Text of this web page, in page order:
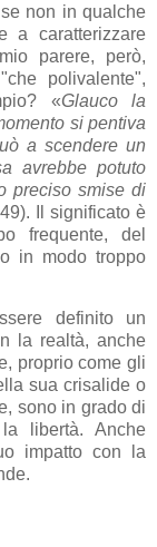
non in qualche
a caratterizzare
parere, però,
polivalente",
«Glauco la
si pentiva
a scendere un
avrebbe potuto
preciso smise di
Il significato è
frequente, del
in modo troppo
definito un
la realtà, anche
proprio come gli
sua crisalide o
sono in grado di
libertà. Anche
impatto con la